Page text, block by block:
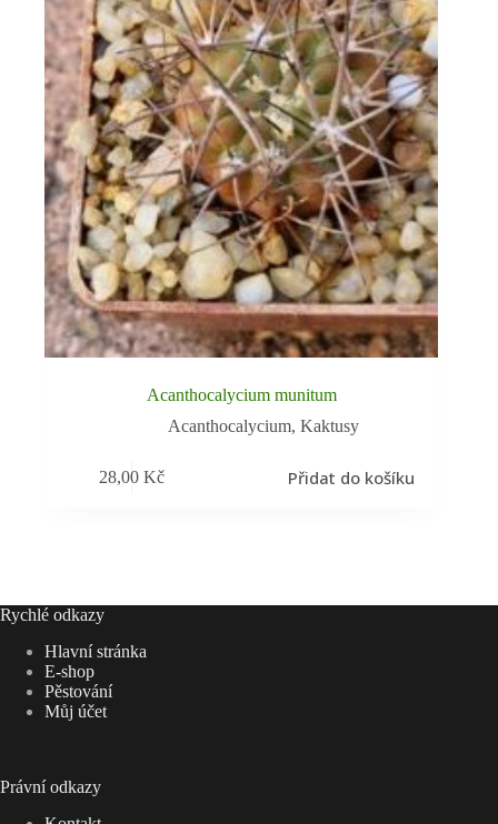
Acanthocalycium munitum
Acanthocalycium,Kaktusy
28,00Kč Přidat do košíku
Rychlé odkazy
Hlavní stránka
E-shop
Pěstování
Můj účet
Právní odkazy